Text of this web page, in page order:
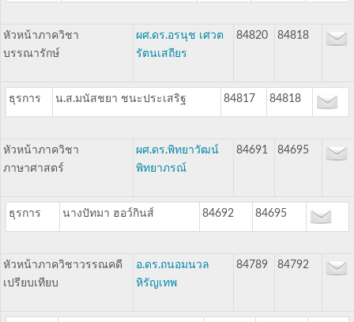
หัวหน้าภาควิชา
บรรณารักษ์
ผศ.ดร.อรนุช เศวต
รัตนเสถียร
84820 84818
ธุรการ น.ส.มนัสชยา ชนะประเสริฐ 84817 84818
หัวหน้าภาควิชา
ภาษาศาสตร์
ผศ.ดร.พิทยาวัฒน์
พิทยาภรณ์
84691 84695
ธุรการ นางปัทมา ฮอว์กินส์ 84692 84695
หัวหน้าภาควิชาวรรณคดี
เปรียบเทียบ
อ.ดร.ถนอมนวล
หิรัญเทพ
84789 84792